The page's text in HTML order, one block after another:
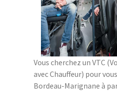
Vous cherchez un VTC
avec Chauffeur) pour
Bordeau-Marignane à